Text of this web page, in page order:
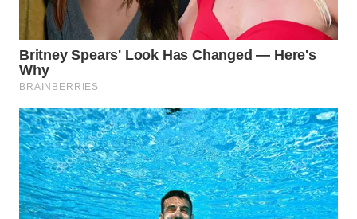
WN
CIANJUR
WN
KEPULAUAN
SERIBU
WN
TANGERANG